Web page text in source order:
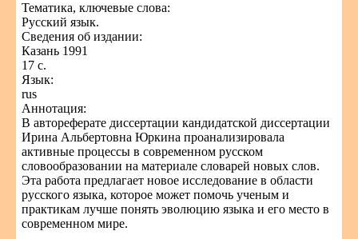
Тематика, ключевые слова:
Русский язык.
Сведения об издании:
Казань 1991
17 с.
Язык:
rus
Аннотация:
В автореферате диссертации кандидатской диссертации
Ирина Альбертовна Юркина проанализировала
активные процессы в современном русском
словообразовании на материале словарей новых слов.
Эта работа предлагает новое исследование в области
русского языка, которое может помочь ученым и
практикам лучше понять эволюцию языка и его место в
современном мире.